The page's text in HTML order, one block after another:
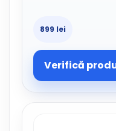
899 lei
Verifică